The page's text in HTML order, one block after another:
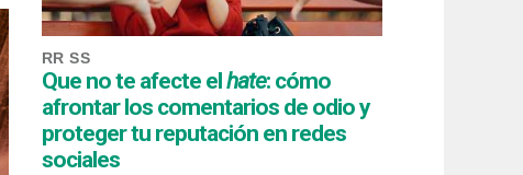
RR SS
Que no te afecte el hate: cómo
afrontar los comentarios de odio y
proteger tu reputación en redes
sociales